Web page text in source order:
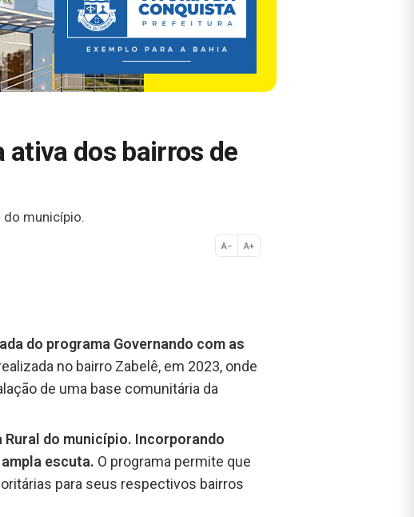
dos bairros de
do município.
A− A+
Normal
do programa Governando com as
no bairro Zabelê, em 2023, onde
de uma base comunitária da
do município. Incorporando
escuta. O programa permite que
para seus respectivos bairros